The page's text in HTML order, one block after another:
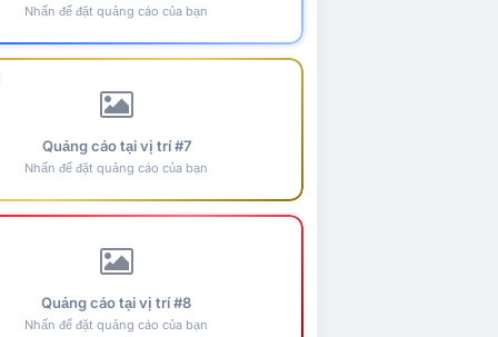
Nhấn để đặt quảng cáo của bạn
Quảng cáo tại vị trí #7
Nhấn để đặt quảng cáo của bạn
Quảng cáo tại vị trí #8
Nhấn để đặt quảng cáo của bạn